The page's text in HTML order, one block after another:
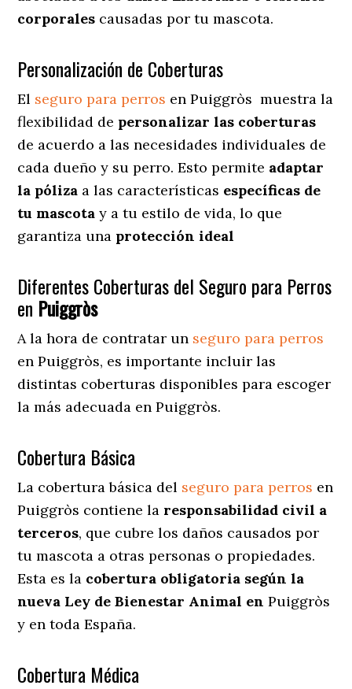
corporales causadas por tu mascota.
Personalización de Coberturas
El seguro para perros en Puiggròs muestra la
flexibilidad de personalizar las coberturas
de acuerdo a las necesidades individuales de
cada dueño y su perro. Esto permite adaptar
la póliza a las características específicas de
tu mascota y a tu estilo de vida, lo que
garantiza una protección ideal
Diferentes Coberturas del Seguro para Perros
en Puiggròs
A la hora de contratar un seguro para perros
en Puiggròs, es importante incluir las
distintas coberturas disponibles para escoger
la más adecuada en Puiggròs.
Cobertura Básica
La cobertura básica del seguro para perros en
Puiggròs contiene la responsabilidad civil a
terceros, que cubre los daños causados por
tu mascota a otras personas o propiedades.
Esta es la cobertura obligatoria según la
nueva Ley de Bienestar Animal enPuiggròs
y en toda España.
Cobertura Médica